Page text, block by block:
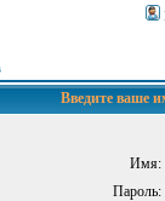
Введите ваше
Имя:
Пароль: